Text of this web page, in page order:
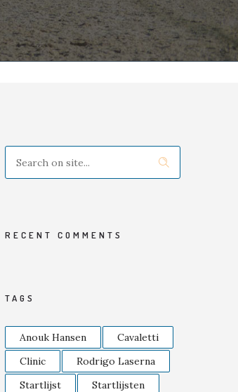
RECENT COMMENTS
TAGS
Anouk Hansen
Cavaletti
Clinic
Rodrigo Laserna
Startlijst
Startlijsten